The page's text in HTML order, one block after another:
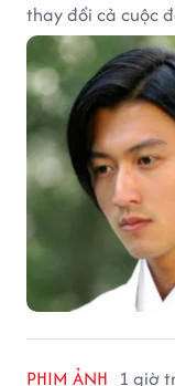
thay đổi cả cuộc
PHIM ẢNH 1 giờ